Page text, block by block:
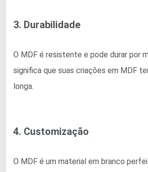
3. Durabilidade
O MDF é resistente e pode durar por
significa que suas criações em MDF
longa.
4. Customização
O MDF é um material em branco